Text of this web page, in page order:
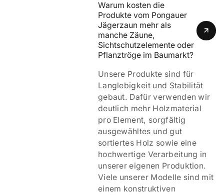
Warum kosten die
Produkte vom Pongauer
Jägerzaun mehr als
manche Zäune,
Sichtschutzelemente oder
Pflanztröge im Baumarkt?
Unsere Produkte sind für
Langlebigkeit und Stabilität
gebaut. Dafür verwenden wir
deutlich mehr Holzmaterial
pro Element, sorgfältig
ausgewähltes und gut
sortiertes Holz sowie eine
hochwertige Verarbeitung in
unserer eigenen Produktion.
Viele unserer Modelle sind mit
einem konstruktiven